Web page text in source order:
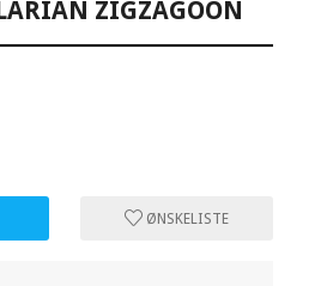
ZIGZAGOON
ØNSKELISTE